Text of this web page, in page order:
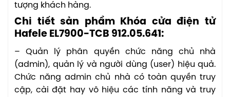
tượng khách hàng.
Chi tiết sản phẩm Khóa cửa điện tử
Hafele EL7900-TCB 912.05.641:
– Quản lý phân quyền chức năng chủ nhà
(admin), quản lý và người dùng (user) hiệu quả.
Chức năng admin chủ nhà có toàn quyền truy
cập, cài đặt hay vô hiệu các tính năng và truy